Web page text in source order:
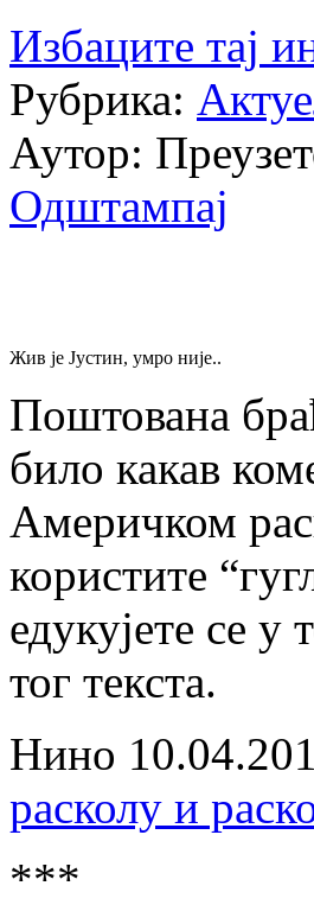
Избаците тај
Рубрика:
Аутор:
Одштампај
Жив је Јустин, умро није..
Поштована
било какав
Америчком
користите
едукујете се
тог текста.
Нино
расколу и
***